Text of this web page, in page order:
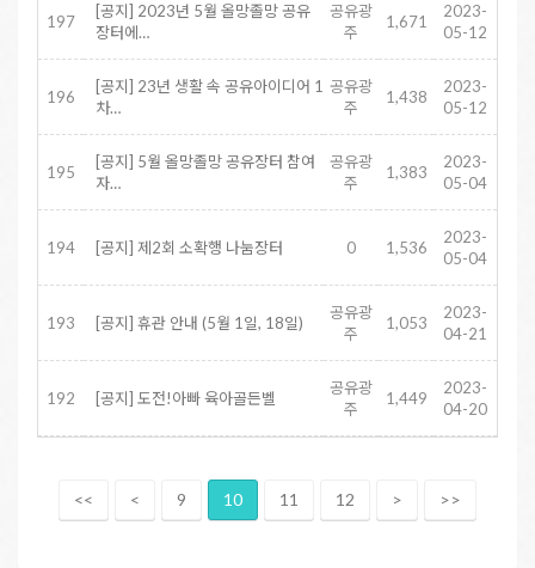
197
[공지] 2023년 5월 올망졸망 공유
장터에…
공유광
주
1,671
2023-
05-12
196
[공지] 23년 생활 속 공유아이디어 1
차…
공유광
주
1,438
2023-
05-12
195
[공지] 5월 올망졸망 공유장터 참여
자…
공유광
주
1,383
2023-
05-04
194 [공지] 제2회 소확행 나눔장터 0 1,536
2023-
05-04
193 [공지] 휴관 안내 (5월 1일, 18일)
공유광
주
1,053
2023-
04-21
192 [공지] 도전!아빠 육아골든벨
공유광
주
1,449
2023-
04-20
<< < 9 10 11 12 > >>